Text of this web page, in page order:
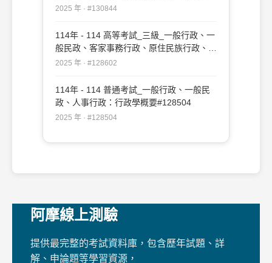
#130844
2025 年 · #130844
114年 - 114 高等考試_三級_一般行政、一
般民政、客家事務行政、原住民族行政、人
事行政、法律廉政：行政學#128602
2025 年 · #128602
114年 - 114 普通考試_一般行政、一般民
政、人事行政：行政學概要#128504
2025 年 · #128504
阿摩線上測驗
提供最完整的考試資料庫，包含歷年試題、詳
解、申論題等學習資源，